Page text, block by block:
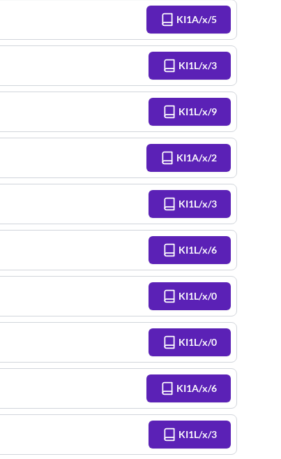
KI1A/x/5
KI1L/x/3
KI1L/x/9
KI1A/x/2
KI1L/x/3
KI1L/x/6
KI1L/x/0
KI1L/x/0
KI1A/x/6
KI1L/x/3